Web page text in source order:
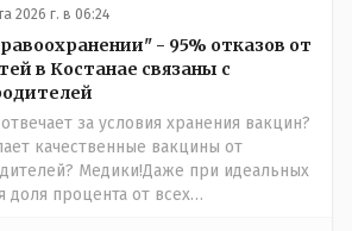
и многократно на недостатки
ему самому ДОБРОВОЛЬНО уйти с
2026 г. в 06:24
- 95% отказов от
в Костанае связаны с
за условия хранения вакцин?
качественные вакцины от
Медики!Даже при идеальных
доля процента от всех